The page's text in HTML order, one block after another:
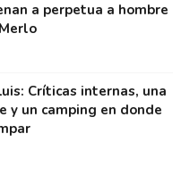
a perpetua a hombre
Críticas internas, una
y un camping en donde